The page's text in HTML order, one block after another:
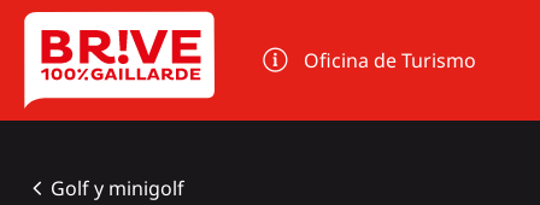
Panel de gestión de cookies
Oficina de Turismo
Golf y minigolf